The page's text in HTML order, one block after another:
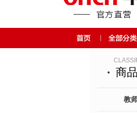
商
教